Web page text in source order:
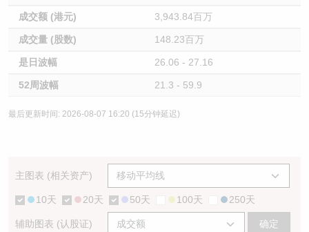
成交额 (港元) 3,943.84百万
成交量 (股数) 148.23百万
是日波幅 26.06 - 27.16
52周波幅 21.3 - 59.9
最后更新时间: 2026-08-07 16:20 (15分钟延迟)
主图表 (相关资产)
10天 20天 50天 100天 250天
辅助图表 (认股证) 确定